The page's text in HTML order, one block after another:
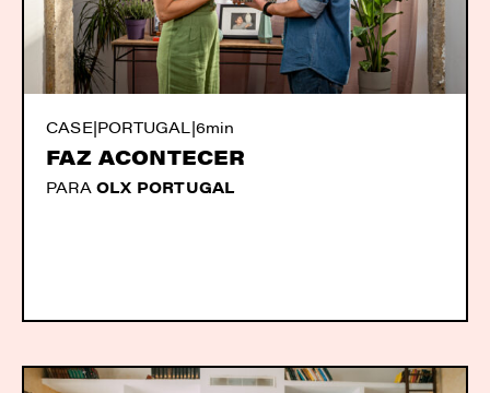
CASE|PORTUGAL|6min
FAZ ACONTECER
PARA OLX PORTUGAL